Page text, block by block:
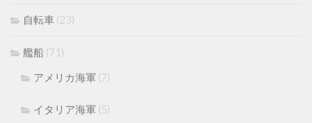
自転車 (23)
艦船 (71)
アメリカ海軍 (7)
イタリア海軍 (5)